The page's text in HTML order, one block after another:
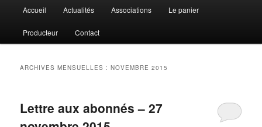
Aller
au
Aller
au
Accueil Actualités Associations Le panier
Producteur Contact
ARCHIVES MENSUELLES :NOVEMBRE 2015
Lettre aux abonnés – 27